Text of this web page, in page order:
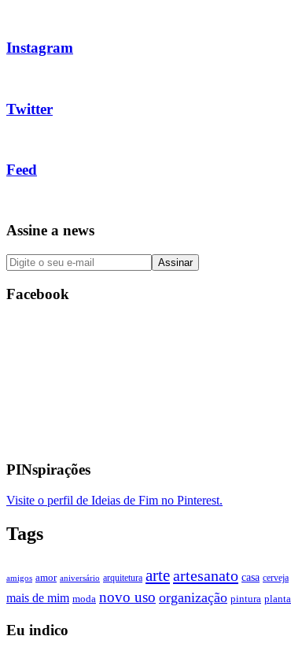
Instagram
Twitter
Feed
Assine a news
Facebook
PINspirações
Visite o perfil de Ideias de Fim no Pinterest.
Tags
amigos amor aniversário arquitetura arteartesanato casa cerveja
mais de mim moda novo uso organização pintura planta
Eu indico